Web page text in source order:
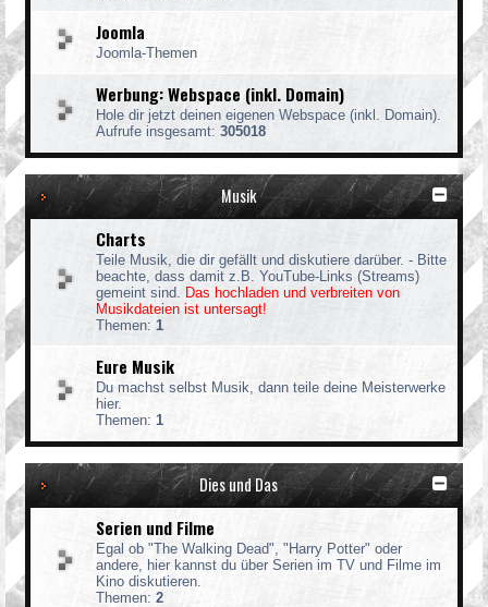
Joomla
Joomla-Themen
Werbung: Webspace (inkl. Domain)
Hole dir jetzt deinen eigenen Webspace (inkl. Domain).
Aufrufe insgesamt: 305018
Musik
Charts
Teile Musik, die dir gefällt und diskutiere darüber. - Bitte
beachte, dass damit z.B. YouTube-Links (Streams)
gemeint sind. Das hochladen und verbreiten von
Musikdateien ist untersagt!
Themen: 1
Eure Musik
Du machst selbst Musik, dann teile deine Meisterwerke
hier.
Themen: 1
Dies und Das
Serien und Filme
Egal ob "The Walking Dead", "Harry Potter" oder
andere, hier kannst du über Serien im TV und Filme im
Kino diskutieren.
Themen: 2